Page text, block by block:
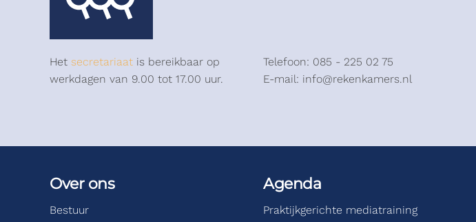
Het secretariaat is bereikbaar op
werkdagen van 9.00 tot 17.00 uur.
Telefoon: 085 - 225 02 75
E-mail: info@rekenkamers.nl
Over ons
Bestuur
Agenda
Praktijkgerichte mediatraining